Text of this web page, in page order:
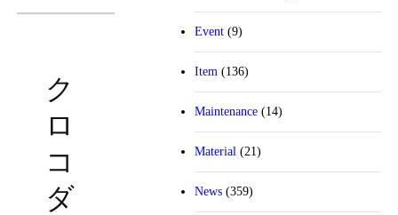
ク
ロ
コ
ダ
Event (9)
Item (136)
Maintenance (14)
Material (21)
News (359)